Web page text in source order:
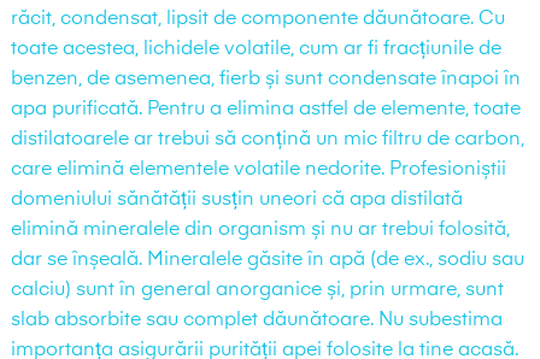
răcit, condensat, lipsit de componente dăunătoare. Cu
toate acestea, lichidele volatile, cum ar fi fracțiunile de
benzen, de asemenea, fierb și sunt condensate înapoi în
apa purificată. Pentru a elimina astfel de elemente, toate
distilatoarele ar trebui să conțină un mic filtru de carbon,
care elimină elementele volatile nedorite. Profesioniștii
domeniului sănătății susțin uneori că apa distilată
elimină mineralele din organism și nu ar trebui folosită,
dar se înșeală. Mineralele găsite în apă (de ex., sodiu sau
calciu) sunt în general anorganice și, prin urmare, sunt
slab absorbite sau complet dăunătoare. Nu subestima
importanța asigurării purității apei folosite la tine acasă.